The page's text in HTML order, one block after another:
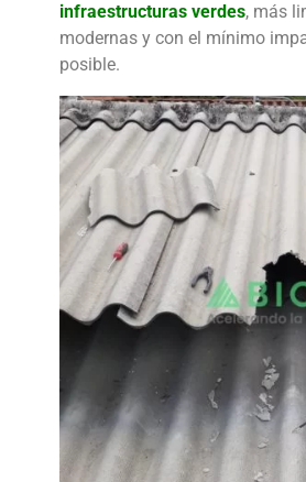
infraestructuras verdes, más
modernas y con el mínimo
posible.